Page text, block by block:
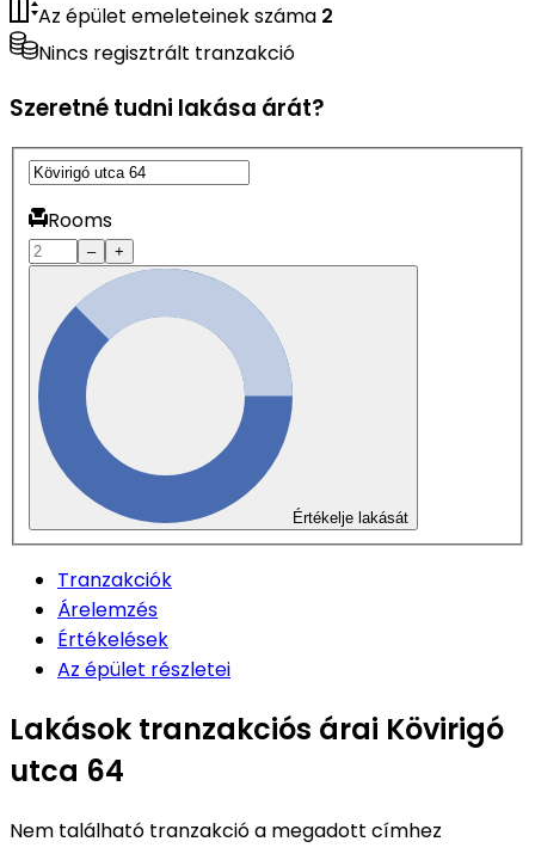
Az épület emeleteinek száma 2
Nincs regisztrált tranzakció
Szeretné tudni lakása árát?
Rooms
– +
Értékelje lakását
Tranzakciók
Árelemzés
Értékelések
Az épület részletei
Lakások tranzakciós árai Kövirigó
utca 64
Nem található tranzakció a megadott címhez